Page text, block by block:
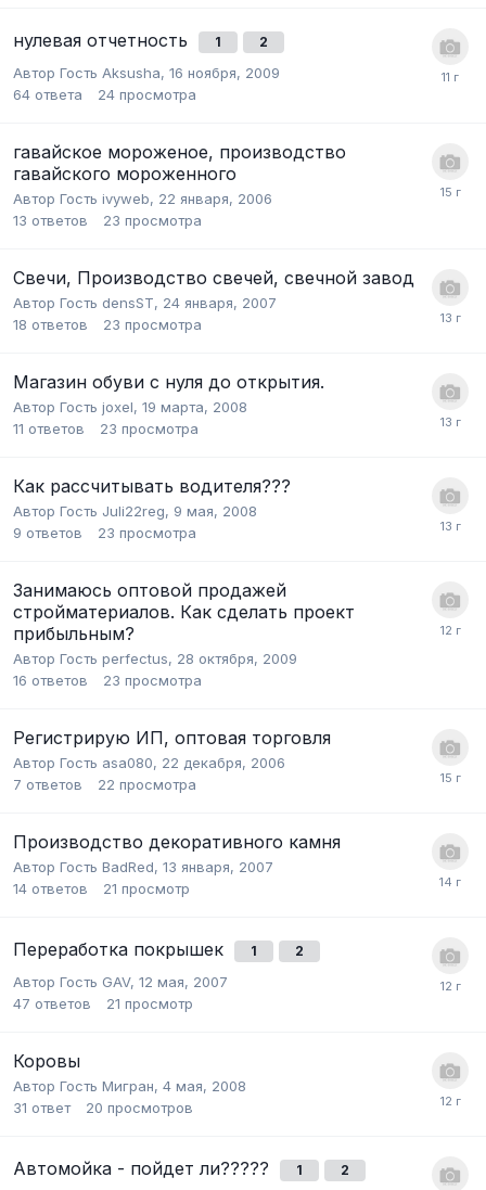
нулевая отчетность 1 2
Автор Гость Aksusha, 16 ноября, 2009
64 ответа 24 просмотра
гавайское мороженое, производство
гавайского мороженного
Автор Гость ivyweb, 22 января, 2006
13 ответов 23 просмотра
Свечи, Производство свечей, свечной завод
Автор Гость densST, 24 января, 2007
18 ответов 23 просмотра
Магазин обуви с нуля до открытия.
Автор Гость joxel, 19 марта, 2008
11 ответов 23 просмотра
Как рассчитывать водителя???
Автор Гость Juli22reg, 9 мая, 2008
9 ответов 23 просмотра
Занимаюсь оптовой продажей
стройматериалов. Как сделать проект
прибыльным?
Автор Гость perfectus, 28 октября, 2009
16 ответов 23 просмотра
Регистрирую ИП, оптовая торговля
Автор Гость asa080, 22 декабря, 2006
7 ответов 22 просмотра
Производство декоративного камня
Автор Гость BadRed, 13 января, 2007
14 ответов 21 просмотр
Переработка покрышек 1 2
Автор Гость GAV, 12 мая, 2007
47 ответов 21 просмотр
Коровы
Автор Гость Мигран, 4 мая, 2008
31 ответ 20 просмотров
Автомойка - пойдет ли????? 1 2